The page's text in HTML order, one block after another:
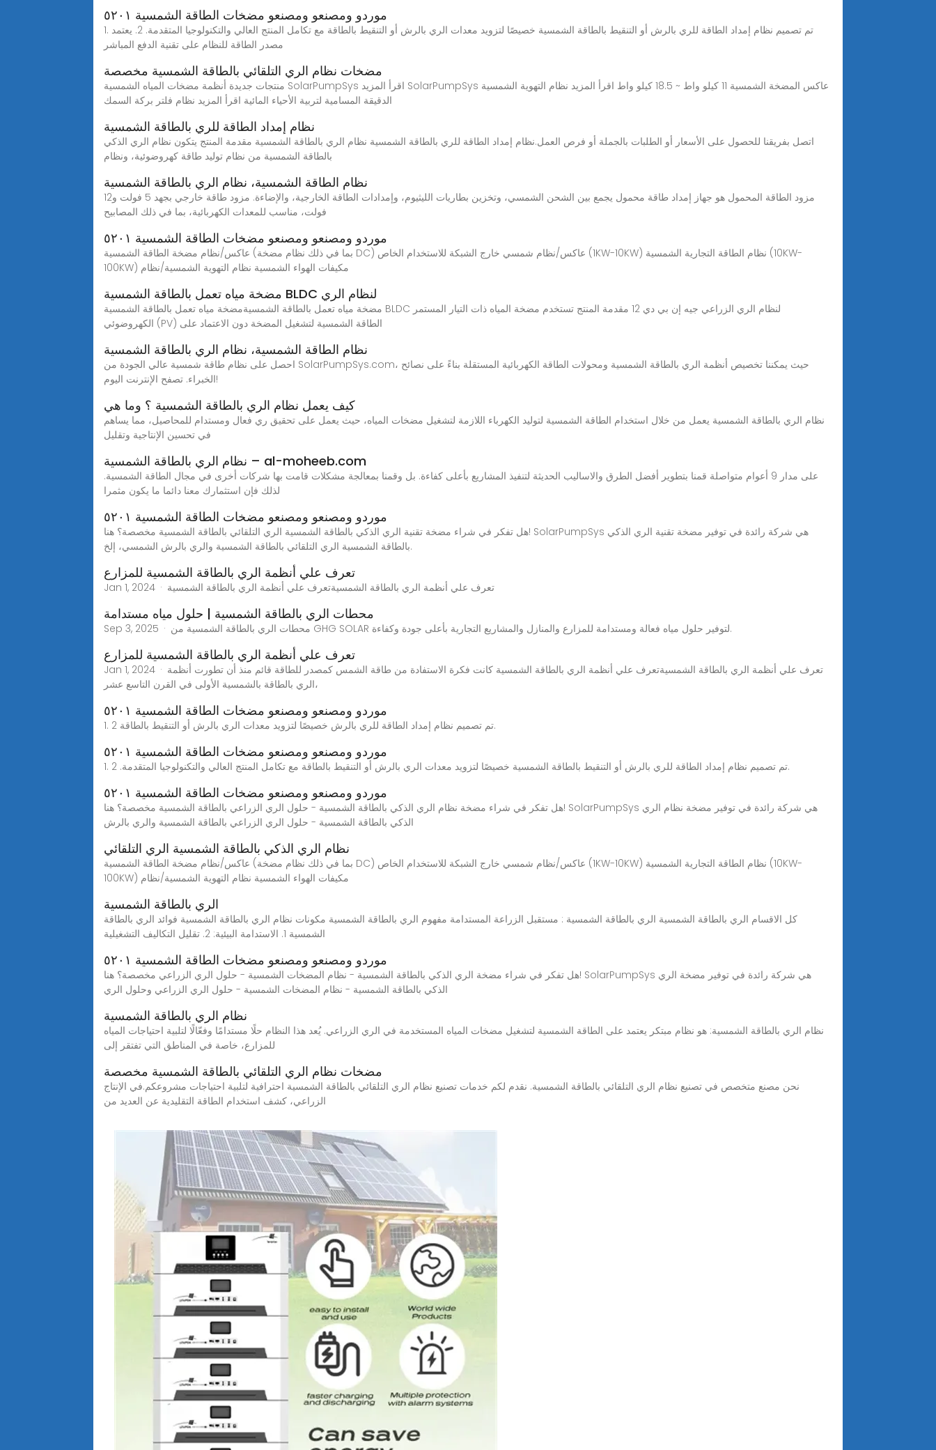
موردو ومصنعو ومصنعو مضخات الطاقة الشمسية ٥٢٠١
1. تم تصميم نظام إمداد الطاقة للري بالرش أو التنقيط بالطاقة الشمسية خصيصًا لتزويد معدات الري بالرش أو التنقيط بالطاقة مع تكامل المنتج العالي والتكنولوجيا المتقدمة. 2. يعتمد
مصدر الطاقة للنظام على تقنية الدفع المباشر
مضخات نظام الري التلقائي بالطاقة الشمسية مخصصة
منتجات جديدة أنظمة مضخات المياه الشمسية SolarPumpSys اقرأ المزيد SolarPumpSys عاكس المضخة الشمسية 11 كيلو واط ~ 18.5 كيلو واط اقرأ المزيد نظام التهوية الشمسية
الدقيقة المسامية لتربية الأحياء المائية اقرأ المزيد نظام فلتر بركة السمك
نظام إمداد الطاقة للري بالطاقة الشمسية
اتصل بفريقنا للحصول على الأسعار أو الطلبات بالجملة أو فرص العمل.نظام إمداد الطاقة للري بالطاقة الشمسية نظام الري بالطاقة الشمسية مقدمة المنتج يتكون نظام الري الذكي
بالطاقة الشمسية من نظام توليد طاقة كهروضوئية، ونظام
نظام الطاقة الشمسية، نظام الري بالطاقة الشمسية
مزود الطاقة المحمول هو جهاز إمداد طاقة محمول يجمع بين الشحن الشمسي، وتخزين بطاريات الليثيوم، وإمدادات الطاقة الخارجية، والإضاءة. مزود طاقة خارجي بجهد 5 فولت و12
فولت، مناسب للمعدات الكهربائية، بما في ذلك المصابيح
موردو ومصنعو ومصنعو مضخات الطاقة الشمسية ٥٢٠١
عاكس/نظام مضخة الطاقة الشمسية (بما في ذلك نظام مضخة DC) عاكس/نظام شمسي خارج الشبكة للاستخدام الخاص (1KW-10KW) نظام الطاقة التجارية الشمسية (10KW-
100KW) مكيفات الهواء الشمسية نظام التهوية الشمسية/نظام
مضخة مياه تعمل بالطاقة الشمسية BLDC لنظام الري
مضخة مياه تعمل بالطاقة الشمسيةمضخة مياه تعمل بالطاقة الشمسية BLDC لنظام الري الزراعي جيه إن بي دي 12 مقدمة المنتج تستخدم مضخة المياه ذات التيار المستمر
الكهروضوئي (PV) الطاقة الشمسية لتشغيل المضخة دون الاعتماد على
نظام الطاقة الشمسية، نظام الري بالطاقة الشمسية
احصل على نظام طاقة شمسية عالي الجودة من SolarPumpSys.com، حيث يمكننا تخصيص أنظمة الري بالطاقة الشمسية ومحولات الطاقة الكهربائية المستقلة بناءً على نصائح
الخبراء. تصفح الإنترنت اليوم!
كيف يعمل نظام الري بالطاقة الشمسية ؟ وما هي
نظام الري بالطاقة الشمسية يعمل من خلال استخدام الطاقة الشمسية لتوليد الكهرباء اللازمة لتشغيل مضخات المياه، حيث يعمل على تحقيق ري فعال ومستدام للمحاصيل، مما يساهم
في تحسين الإنتاجية وتقليل
نظام الري بالطاقة الشمسية – al-moheeb.com
على مدار 9 أعوام متواصلة قمنا بتطوير أفضل الطرق والاساليب الحديثة لتنفيذ المشاريع بأعلى كفاءة. بل وقمنا بمعالجة مشكلات قامت بها شركات أخرى في مجال الطاقة الشمسية.
لذلك فإن استثمارك معنا دائما ما يكون مثمرا
موردو ومصنعو ومصنعو مضخات الطاقة الشمسية ٥٢٠١
هل تفكر في شراء مضخة تقنية الري الذكي بالطاقة الشمسية الري التلقائي بالطاقة الشمسية مخصصة؟ هنا! SolarPumpSys هي شركة رائدة في توفير مضخة تقنية الري الذكي
بالطاقة الشمسية الري التلقائي بالطاقة الشمسية والري بالرش الشمسي، إلخ.
تعرف علي أنظمة الري بالطاقة الشمسية للمزارع
Jan 1, 2024 · تعرف علي أنظمة الري بالطاقة الشمسيةتعرف علي أنظمة الري بالطاقة الشمسية
محطات الري بالطاقة الشمسية | حلول مياه مستدامة
Sep 3, 2025 · محطات الري بالطاقة الشمسية من GHG SOLAR لتوفير حلول مياه فعالة ومستدامة للمزارع والمنازل والمشاريع التجارية بأعلى جودة وكفاءة.
تعرف علي أنظمة الري بالطاقة الشمسية للمزارع
Jan 1, 2024 · تعرف علي أنظمة الري بالطاقة الشمسيةتعرف علي أنظمة الري بالطاقة الشمسية كانت فكرة الاستفادة من طاقة الشمس كمصدر للطاقة قائم منذ أن تطورت أنظمة
الري بالطاقة بالشمسية الأولى في القرن التاسع عشر،
موردو ومصنعو ومصنعو مضخات الطاقة الشمسية ٥٢٠١
1. تم تصميم نظام إمداد الطاقة للري بالرش خصيصًا لتزويد معدات الري بالرش أو التنقيط بالطاقة 2.
موردو ومصنعو ومصنعو مضخات الطاقة الشمسية ٥٢٠١
1. تم تصميم نظام إمداد الطاقة للري بالرش أو التنقيط بالطاقة الشمسية خصيصًا لتزويد معدات الري بالرش أو التنقيط بالطاقة مع تكامل المنتج العالي والتكنولوجيا المتقدمة. 2.
موردو ومصنعو ومصنعو مضخات الطاقة الشمسية ٥٢٠١
هل تفكر في شراء مضخة نظام الري الذكي بالطاقة الشمسية - حلول الري الزراعي بالطاقة الشمسية مخصصة؟ هنا! SolarPumpSys هي شركة رائدة في توفير مضخة نظام الري
الذكي بالطاقة الشمسية - حلول الري الزراعي بالطاقة الشمسية والري بالرش
نظام الري الذكي بالطاقة الشمسية الري التلقائي
عاكس/نظام مضخة الطاقة الشمسية (بما في ذلك نظام مضخة DC) عاكس/نظام شمسي خارج الشبكة للاستخدام الخاص (1KW-10KW) نظام الطاقة التجارية الشمسية (10KW-
100KW) مكيفات الهواء الشمسية نظام التهوية الشمسية/نظام
الري بالطاقة الشمسية
كل الاقسام الري بالطاقة الشمسية الري بالطاقة الشمسية : مستقبل الزراعة المستدامة مفهوم الري بالطاقة الشمسية مكونات نظام الري بالطاقة الشمسية فوائد الري بالطاقة
الشمسية 1. الاستدامة البيئية: 2. تقليل التكاليف التشغيلية
موردو ومصنعو ومصنعو مضخات الطاقة الشمسية ٥٢٠١
هل تفكر في شراء مضخة الري الذكي بالطاقة الشمسية - نظام المضخات الشمسية - حلول الري الزراعي مخصصة؟ هنا! SolarPumpSys هي شركة رائدة في توفير مضخة الري
الذكي بالطاقة الشمسية - نظام المضخات الشمسية - حلول الري الزراعي وحلول الري
نظام الري بالطاقة الشمسية
نظام الري بالطاقة الشمسية: هو نظام مبتكر يعتمد على الطاقة الشمسية لتشغيل مضخات المياه المستخدمة في الري الزراعي. يُعد هذا النظام حلًا مستدامًا وفعّالًا لتلبية احتياجات المياه
للمزارع، خاصة في المناطق التي تفتقر إلى
مضخات نظام الري التلقائي بالطاقة الشمسية مخصصة
نحن مصنع متخصص في تصنيع نظام الري التلقائي بالطاقة الشمسية. نقدم لكم خدمات تصنيع نظام الري التلقائي بالطاقة الشمسية احترافية لتلبية احتياجات مشروعكم.في الإنتاج
الزراعي، كشف استخدام الطاقة التقليدية عن العديد من